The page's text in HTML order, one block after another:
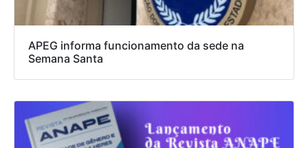
APEG informa funcionamento da sede na
Semana Santa